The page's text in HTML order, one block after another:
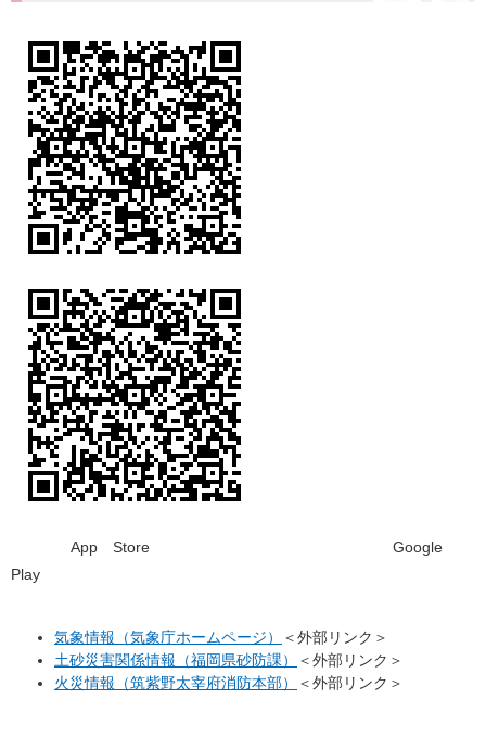
App Store Google
Play
気象情報（気象庁ホームページ）
＜外部リンク＞
土砂災害関係情報（福岡県砂防課）
＜外部リンク＞
火災情報（筑紫野太宰府消防本部）
＜外部リンク＞